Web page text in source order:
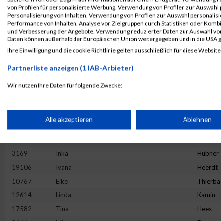
13982
Maria Ivanova
16781
Stefanie Prehm
11527
Rebecca
20265
Kinga
18782
Stephanie
10325
Ano Nym
Natalie
3169
Inka Hübner
19106
Ivana Heerdt
10767
Eike
12614
Linda Kamin
17582
Tina Hees
von Profilen für personalisierte Werbung. Verwendung von Profilen zur
Personalisierung von Inhalten. Verwendung von Profilen zur Auswahl
Performance von Inhalten. Analyse von Zielgruppen durch Statistiken oder
und Verbesserung der Angebote. Verwendung reduzierter Daten zur Auswahl
Daten können außerhalb der Europäischen Union weitergegeben und in die USA
Ihre Einwilligung und die cookie Richtlinie gelten ausschließlich für diese
Partnerliste anzeigen (1 IAB-Anbieter)
Wir nutzen Ihre Daten für folgende Zwecke:
Speichern von oder Zugriff auf Informationen auf einem
Erstellung von Profilen für personalisierte Werbung
Verwendung von Profilen zur Auswahl personalisierter Werbung
Alle akzeptieren Ablehnen